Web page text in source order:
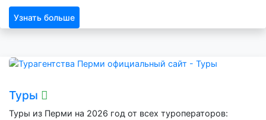
Узнать больше
Туры
Туры из Перми на 2026 год от всех туроператоров: